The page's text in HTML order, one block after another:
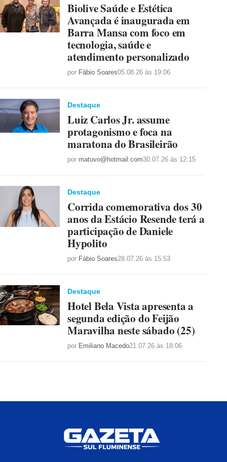
Biolive Saúde e Estética
Avançada é inaugurada em
Barra Mansa com foco em
tecnologia, saúde e
atendimento personalizado
por Fábio Soares05.08.26 às 19:06
Destaque
Luiz Carlos Jr. assume
protagonismo e foca na
maratona do Brasileirão
por matuvo@hotmail.com30.07.26 às 12:15
Destaque
Corrida comemorativa dos 30
anos da Estácio Resende terá a
participação de Daniele
Hypolito
por Fábio Soares28.07.26 às 15:53
Destaque
Hotel Bela Vista apresenta a
segunda edição do Feijão
Maravilha neste sábado (25)
por Emiliano Macedo21.07.26 às 18:06